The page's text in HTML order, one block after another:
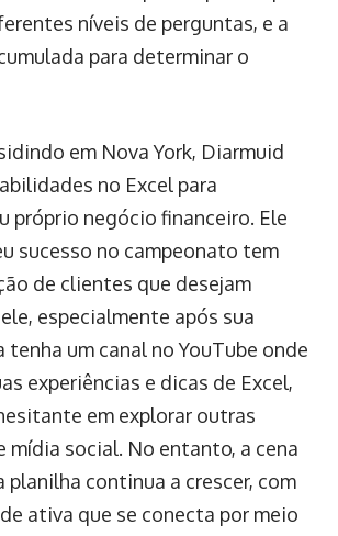
níveis de perguntas, e a
para determinar o
em Nova York, Diarmuid
no Excel para
próprio negócio financeiro. Ele
sucesso no campeonato tem
de clientes que desejam
especialmente após sua
tenha um canal no YouTube onde
experiências e dicas de Excel,
em explorar outras
mídia social. No entanto, a cena
continua a crescer, com
ativa que se conecta por meio